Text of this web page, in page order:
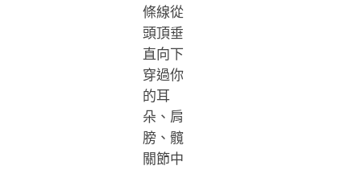
條線從
頭頂垂
直向下
穿過你
的耳
朵、肩
膀、髖
關節中